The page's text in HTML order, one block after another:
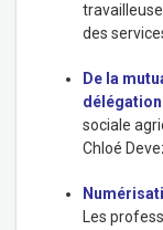
des
De la
délégation
sociale
Chloé
Les